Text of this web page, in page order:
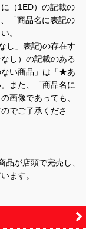
（1ED）の記載の
「商品名に表記の
。
し」表記)の存在す
し）の記載のある
い商品」は「★あ
また、「商品名に
画像であっても、
でご了承くださ
が店頭で完売し、
ます。